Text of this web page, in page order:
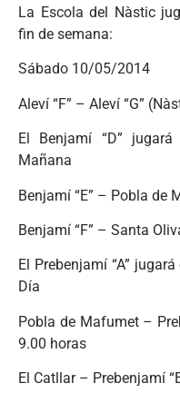
La Escola del Nàstic
fin de semana:
Sábado 10/05/2014
Aleví “F” – Aleví “G”
El Benjamí “D”
Mañana
Benjamí “E” – Pobla de
Benjamí “F” – Santa
El Prebenjamí “A”
Día
Pobla de Mafumet –
9.00 horas
El Catllar – Prebenjamí